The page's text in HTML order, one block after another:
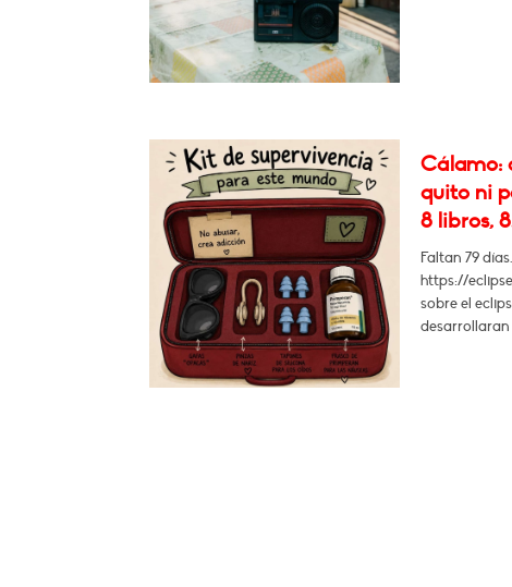
Cálamo:
quito ni
8 libros,
Faltan 79
https://
sobre el
desarrollaran